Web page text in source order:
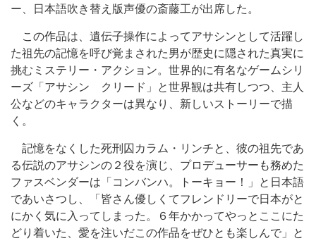
ー、日本語吹き替え版声優の斎藤工が出席した。
この作品は、遺伝子操作によってアサシンとして活躍し
た祖先の記憶を呼び覚まされた男が歴史に隠された真実に
挑むミステリー・アクション。世界的に有名なゲームシリ
ーズ「アサシン クリード」と世界観は共有しつつ、主人
公などのキャラクターは異なり、新しいストーリーで描
く。
記憶をなくした死刑囚カラム・リンチと、彼の祖先であ
る伝説のアサシンの２役を演じ、プロデューサーも務めた
ファスベンダーは「コンバンハ。トーキョー！」と日本語
であいさつし、「皆さん優しくてフレンドリーで日本がと
にかく気に入ってしまった。６年かかってやっとここにた
どり着いた、愛を注いだこの作品をぜひとも楽しんで」と